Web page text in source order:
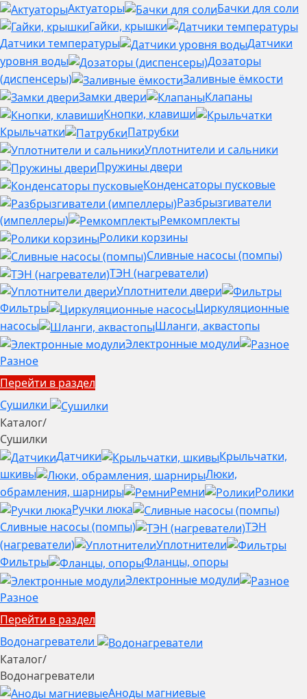
Актуаторы
Бачки для соли
Гайки, крышки
Датчики температуры
Датчики
уровня воды
Дозаторы
(диспенсеры)
Заливные ёмкости
Замки двери
Клапаны
Кнопки, клавиши
Крыльчатки
Патрубки
Уплотнители и сальники
Пружины двери
Конденсаторы пусковые
Разбрызгиватели
(импеллеры)
Ремкомплекты
Ролики корзины
Сливные насосы (помпы)
ТЭН (нагреватели)
Уплотнители двери
Фильтры
Циркуляционные
насосы
Шланги, аквастопы
Электронные модули
Разное
Перейти в раздел
Сушилки
Каталог/
Сушилки
Датчики
Крыльчатки,
шкивы
Люки,
обрамления, шарниры
Ремни
Ролики
Ручки люка
Сливные насосы (помпы)
ТЭН
(нагреватели)
Уплотнители
Фильтры
Фланцы, опоры
Электронные модули
Разное
Перейти в раздел
Водонагреватели
Каталог/
Водонагреватели
Аноды магниевые